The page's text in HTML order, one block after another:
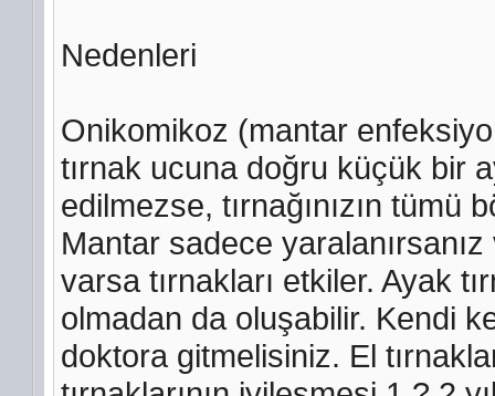
Nedenleri
Onikomikoz (mantar
tırnak ucuna doğru küçük bir
edilmezse, tırnağınızın
Mantar sadece
varsa tırnakları etkiler. Ayak
olmadan da oluşabilir. Kendi
doktora gitmelisiniz. El